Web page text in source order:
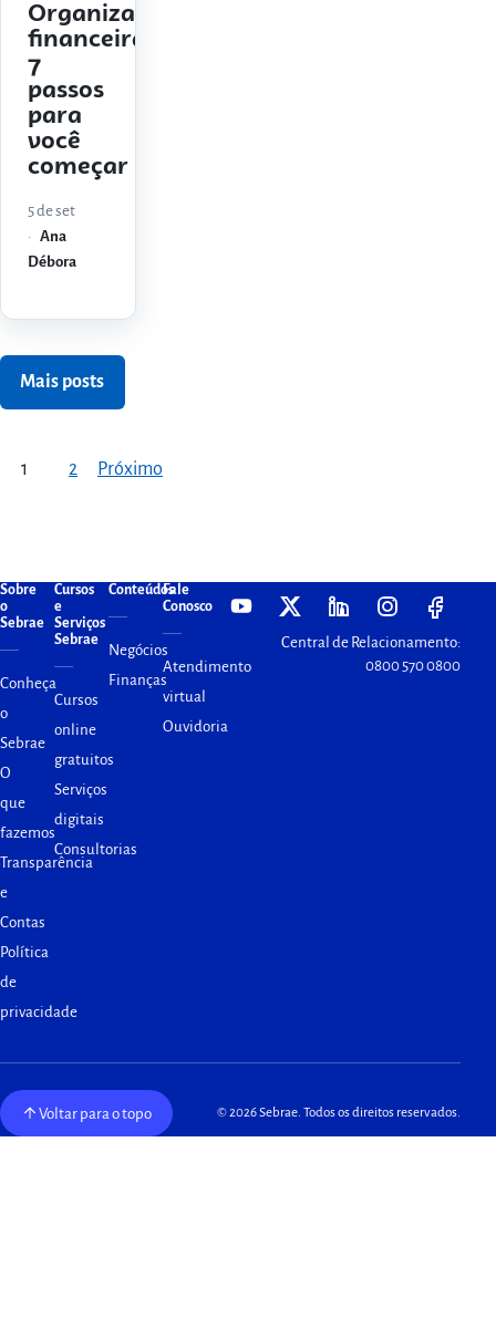
Organização
financeira:
7
passos
para
você
começar
5 de set
Ana
Débora
Mais posts
Paginação de posts
1 2 Próximo
Sobre
o
Sebrae
Conheça
o
Sebrae
O
que
fazemos
Transparência
e
Contas
Política
de
privacidade
Cursos
e
Serviços
Sebrae
Cursos
online
gratuitos
Serviços
digitais
Consultorias
Conteúdos
Negócios
Finanças
Fale
Conosco
Atendimento
virtual
Ouvidoria
Central de Relacionamento:
0800 570 0800
Voltar para o topo © 2026 Sebrae. Todos os direitos reservados.